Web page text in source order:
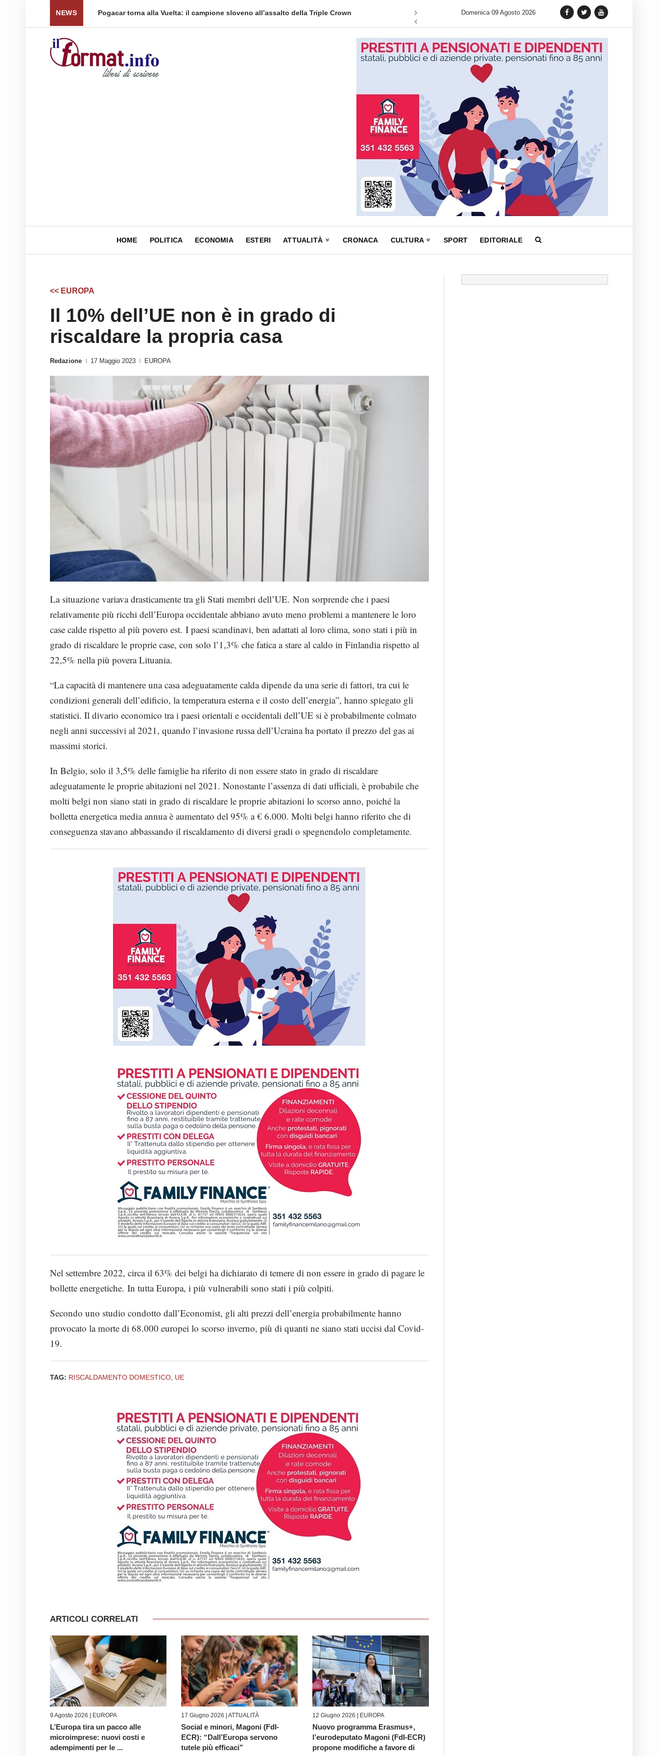
NEWS
per le spedizioni ... Pogacar torna alla Vuelta: il campione sloveno all’assalto della Triple Crown Il fascino intramontabile del Dress Watch: cinque fasce di prezzo per
Domenica 09 Agosto 2026
HOME POLITICA ECONOMIA ESTERI ATTUALITÀ CRONACA CULTURA SPORT EDITORIALE
<< EUROPA
Il 10% dell’UE non è in grado di
riscaldare la propria casa
Redazione 17 Maggio 2023 EUROPA
La situazione variava drasticamente tra gli Stati membri dell’UE. Non sorprende che i paesi
relativamente più ricchi dell’Europa occidentale abbiano avuto meno problemi a mantenere le loro
case calde rispetto al più povero est. I paesi scandinavi, ben adattati al loro clima, sono stati i più in
grado di riscaldare le proprie case, con solo l’1,3% che fatica a stare al caldo in Finlandia rispetto al
22,5% nella più povera Lituania.
“La capacità di mantenere una casa adeguatamente calda dipende da una serie di fattori, tra cui le
condizioni generali dell’edificio, la temperatura esterna e il costo dell’energia”, hanno spiegato gli
statistici. Il divario economico tra i paesi orientali e occidentali dell’UE si è probabilmente colmato
negli anni successivi al 2021, quando l’invasione russa dell’Ucraina ha portato il prezzo del gas ai
massimi storici.
In Belgio, solo il 3,5% delle famiglie ha riferito di non essere stato in grado di riscaldare
adeguatamente le proprie abitazioni nel 2021. Nonostante l’assenza di dati ufficiali, è probabile che
molti belgi non siano stati in grado di riscaldare le proprie abitazioni lo scorso anno, poiché la
bolletta energetica media annua è aumentato del 95% a € 6.000. Molti belgi hanno riferito che di
conseguenza stavano abbassando il riscaldamento di diversi gradi o spegnendolo completamente.
Nel settembre 2022, circa il 63% dei belgi ha dichiarato di temere di non essere in grado di pagare le
bollette energetiche. In tutta Europa, i più vulnerabili sono stati i più colpiti.
Secondo uno studio condotto dall’Economist, gli alti prezzi dell’energia probabilmente hanno
provocato la morte di 68.000 europei lo scorso inverno, più di quanti ne siano stati uccisi dal Covid-
19.
TAG: RISCALDAMENTO DOMESTICO UE
ARTICOLI CORRELATI
9 Agosto 2026 | EUROPA
L’Europa tira un pacco alle
microimprese: nuovi costi e
adempimenti per le ...
17 Giugno 2026 | ATTUALITÀ
Social e minori, Magoni (FdI-
ECR): “Dall’Europa servono
tutele più efficaci”
12 Giugno 2026 | EUROPA
Nuovo programma Erasmus+,
l’eurodeputato Magoni (FdI-ECR)
propone modifiche a favore di